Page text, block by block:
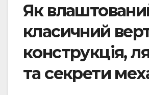
Як
класичний
конструкція,
та секрети